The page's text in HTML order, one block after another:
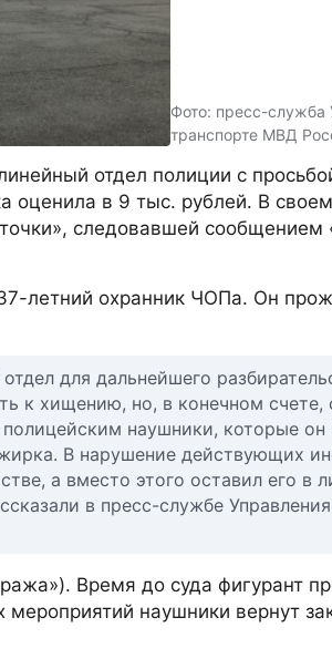
Фото: пресс-служба
транспорте МВД
отдел полиции с
в 9 тыс. рублей. В
следовавшей сообщением
летний охранник ЧОПа. Он
для дальнейшего
к хищению, но, в конечном счете,
наушники, которые он
В нарушение действующих
а вместо этого оставил его в
в пресс-службе
Время до суда фигурант
наушники вернут